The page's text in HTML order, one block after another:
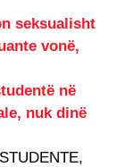
seksualisht
vonë,
në
nuk dinë
STUDENTE,